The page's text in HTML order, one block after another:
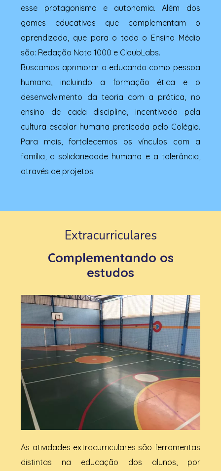
esse protagonismo e autonomia. Além dos
games educativos que complementam o
aprendizado, que para o todo o Ensino Médio
são: Redação Nota 1000 e CloubLabs.
Buscamos aprimorar o educando como pessoa
humana, incluindo a formação ética e o
desenvolvimento da teoria com a prática, no
ensino de cada disciplina, incentivada pela
cultura escolar humana praticada pelo Colégio.
Para mais, fortalecemos os vínculos com a
família, a solidariedade humana e a tolerância,
através de projetos.
Extracurriculares
Complementando os
estudos
As atividades extracurriculares são ferramentas
distintas na educação dos alunos, por